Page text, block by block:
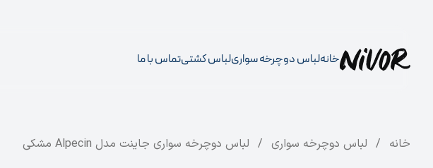
خانهلباس دوچرخه سواریلباس کشتیتماس با ما
خانه / لباس دوچرخه سواری / لباس دوچرخه سواری جاینت مدل Alpecin مشکی